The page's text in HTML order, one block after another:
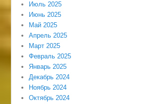
Июль 2025
Июнь 2025
Май 2025
Апрель 2025
Март 2025
Февраль 2025
Январь 2025
Декабрь 2024
Ноябрь 2024
Октябрь 2024